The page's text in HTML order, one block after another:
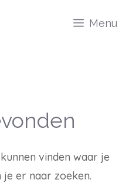
Menu
vinden waar je
je er naar zoeken.